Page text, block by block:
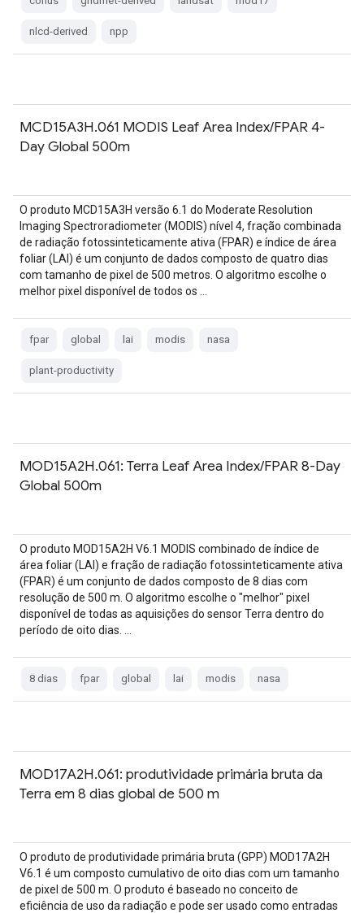
nlcd-derived npp
MCD15A3H.061 MODIS Leaf Area Index/FPAR 4-
Day Global 500m
O produto MCD15A3H versão 6.1 do Moderate Resolution
Imaging Spectroradiometer (MODIS) nível 4, fração combinada
de radiação fotossinteticamente ativa (FPAR) e índice de área
foliar (LAI) é um conjunto de dados composto de quatro dias
com tamanho de pixel de 500 metros. O algoritmo escolhe o
melhor pixel disponível de todos os …
fpar global lai modis nasa
plant-productivity
MOD15A2H.061: Terra Leaf Area Index/FPAR 8-Day
Global 500m
O produto MOD15A2H V6.1 MODIS combinado de índice de
área foliar (LAI) e fração de radiação fotossinteticamente ativa
(FPAR) é um conjunto de dados composto de 8 dias com
resolução de 500 m. O algoritmo escolhe o "melhor" pixel
disponível de todas as aquisições do sensor Terra dentro do
período de oito dias. …
8 dias fpar global lai modis nasa
MOD17A2H.061: produtividade primária bruta da
Terra em 8 dias global de 500 m
O produto de produtividade primária bruta (GPP) MOD17A2H
V6.1 é um composto cumulativo de oito dias com um tamanho
de pixel de 500 m. O produto é baseado no conceito de
eficiência de uso da radiação e pode ser usado como entradas